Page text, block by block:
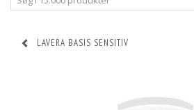
LAVERA BASIS SENSITIV